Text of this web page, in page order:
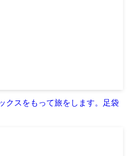
クスをもって旅をします。足袋